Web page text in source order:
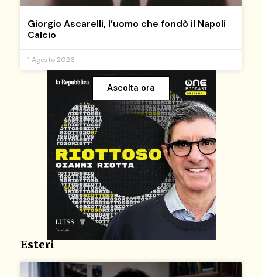
Giorgio Ascarelli, l’uomo che fondò il Napoli
Calcio
1 Agosto 2026
Ascolta ora
Esteri